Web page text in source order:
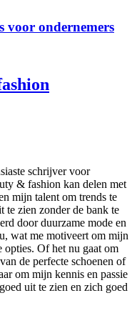
voor ondernemers
schrijver voor
& fashion kan delen met
mijn talent om trends te
te zien zonder de bank te
door duurzame mode en
wat me motiveert om mijn
opties. Of het nu gaat om
de perfecte schoenen of
om mijn kennis en passie
uit te zien en zich goed